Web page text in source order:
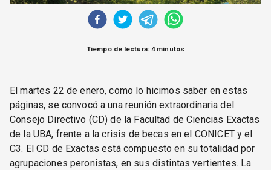
Tiempo de lectura: 4 minutos
El martes 22 de enero, como lo hicimos saber en estas
páginas, se convocó a una reunión extraordinaria del
Consejo Directivo (CD) de la Facultad de Ciencias Exactas
de la UBA, frente a la crisis de becas en el CONICET y el
C3. El CD de Exactas está compuesto en su totalidad por
agrupaciones peronistas, en sus distintas vertientes. La